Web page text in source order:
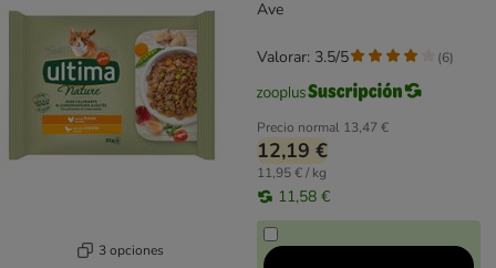
3 opciones
Ave
Precio normal 13,47 €
12,19 €
11,95 € / kg
11,58 €
Valorar: 3.5/5 (6)